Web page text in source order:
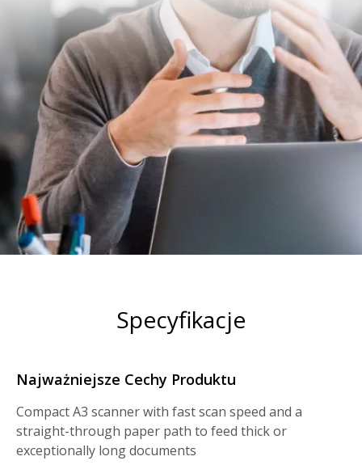
Specyfikacje
Najważniejsze Cechy Produktu
Compact A3 scanner with fast scan speed and a
straight-through paper path to feed thick or
exceptionally long documents